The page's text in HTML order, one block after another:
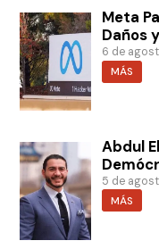
Meta
Daños
6 de
MÁS
Abdul
5 de
MÁS